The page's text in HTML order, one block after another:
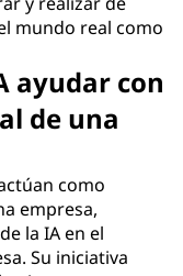
mundo real como
ayudar con
de una
como
empresa,
la IA en el
Su iniciativa